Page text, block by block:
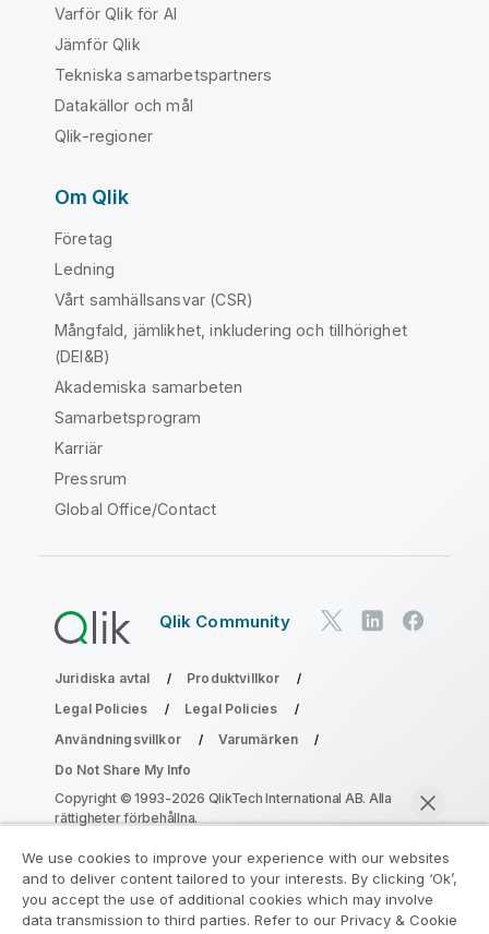
Varför Qlik för AI
Jämför Qlik
Tekniska samarbetspartners
Datakällor och mål
Qlik-regioner
Om Qlik
Företag
Ledning
Vårt samhällsansvar (CSR)
Mångfald, jämlikhet, inkludering och tillhörighet
(DEI&B)
Akademiska samarbeten
Samarbetsprogram
Karriär
Pressrum
Global Office/Contact
Qlik Community
Juridiska avtal
Produktvillkor
Legal Policies
Legal Policies
Användningsvillkor
Varumärken
Do Not Share My Info
Copyright © 1993-2026 QlikTech International AB. Alla
rättigheter förbehållna.
Gå med i programmet Analytics
Modernization
We use cookies to improve your experience with our websites
and to deliver content tailored to your interests. By clicking ‘Ok’,
you accept the use of additional cookies which may involve
data transmission to third parties. Refer to our Privacy & Cookie